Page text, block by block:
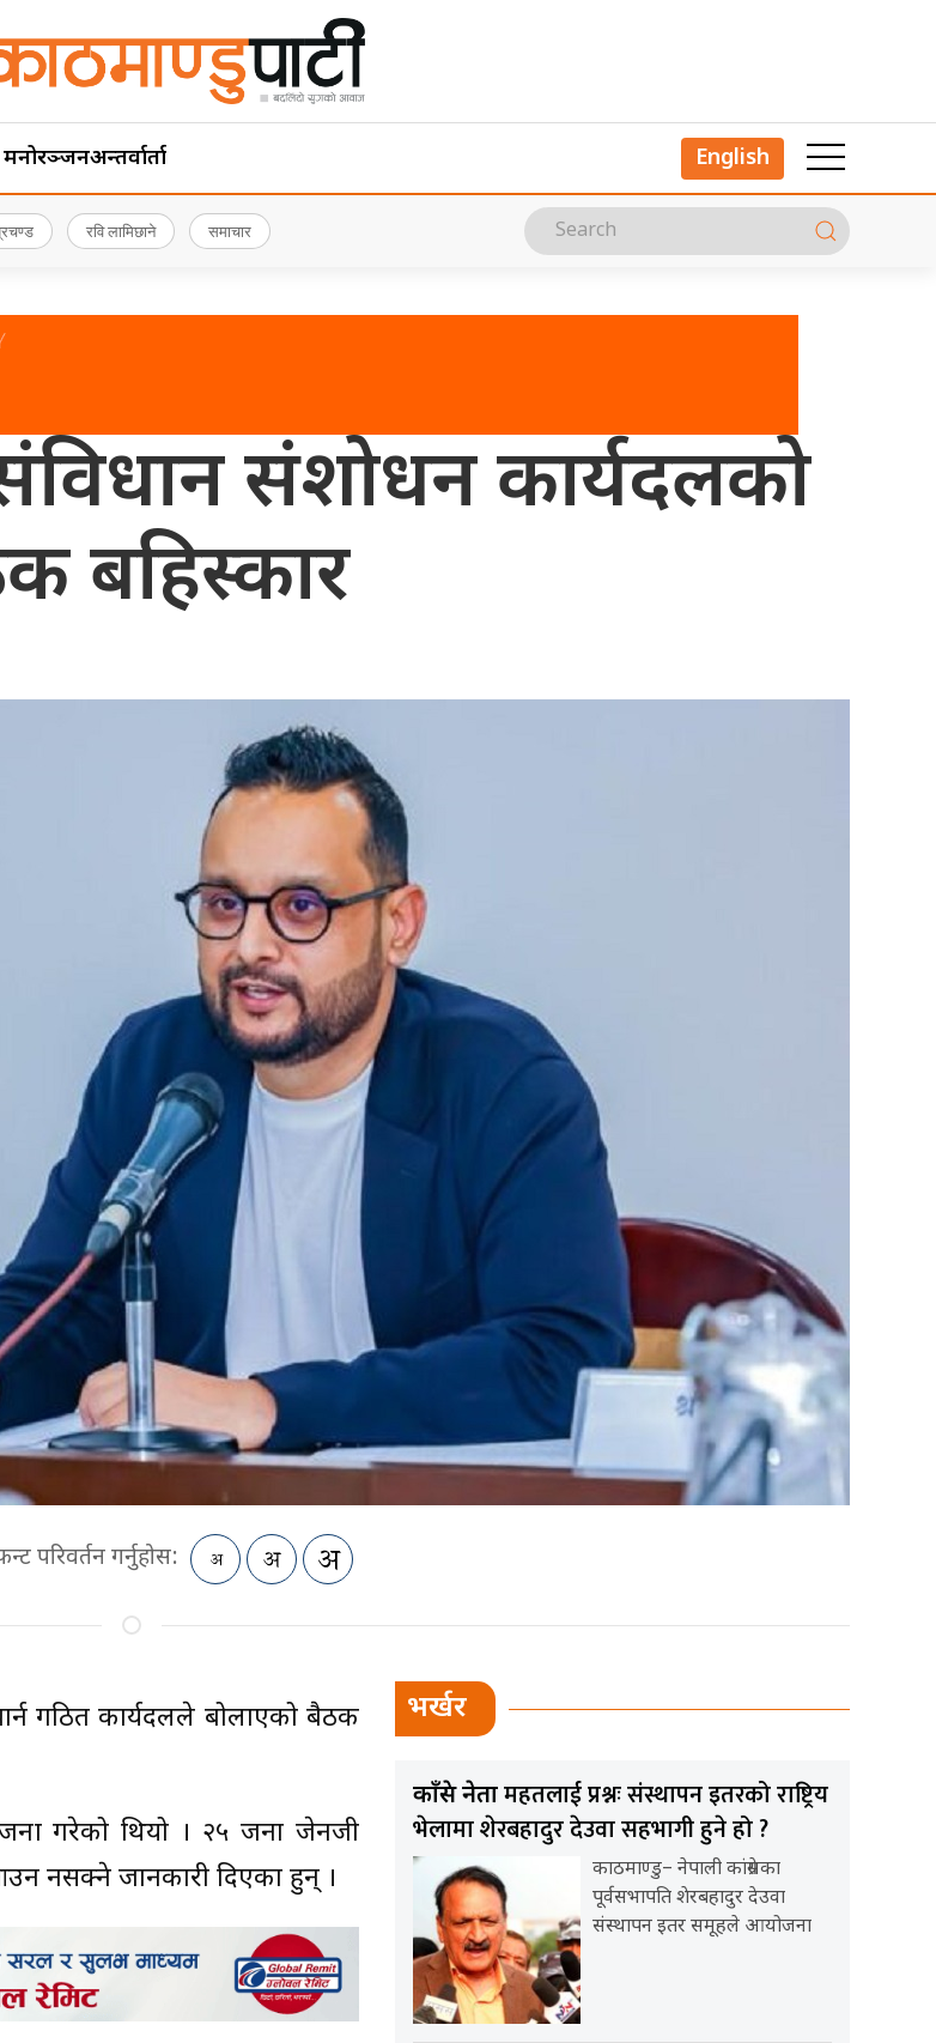
अन्तर्वार्ता English
रवि लामिछाने समाचार
संशोधन कार्यदलको
बहिस्कार
परिवर्तन गर्नुहोस:
गठित कार्यदलले बोलाएको बैठक
गरेको थियो । २५ जना जेनजी
नसक्ने जानकारी दिएका हुन् ।
भर्खर
काँग्रेस नेतामहतलाई प्रश्नः संस्थापन इतरको राष्ट्रिय
भेलामा शेरबहादुर देउवा सहभागी हुने हो ?
काठमाण्डु– नेपाली कांग्रेसका
पूर्वसभापति शेरबहादुर देउवा
संस्थापन इतर समूहले आयोजना